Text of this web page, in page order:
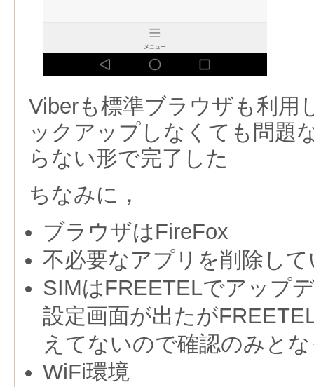
Viberも標準ブラウザも利用
ックアップしなくても問題
らない形で完了した
ちなみに，
ブラウザはFireFox
不必要なアプリを削除し
SIMはFREETELでアップ
設定画面が出たが
えてないので確認のみと
WiFi環境